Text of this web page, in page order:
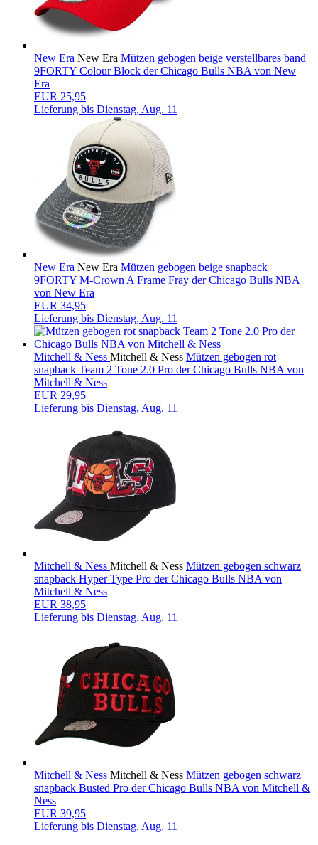
New Era New Era Mützen gebogen beige verstellbares band
9FORTY Colour Block der Chicago Bulls NBA von New
Era
EUR 25,95
Lieferung bis Dienstag, Aug. 11
New Era New Era Mützen gebogen beige snapback
9FORTY M-Crown A Frame Fray der Chicago Bulls NBA
von New Era
EUR 34,95
Lieferung bis Dienstag, Aug. 11
Mitchell & Ness Mitchell & Ness Mützen gebogen rot
snapback Team 2 Tone 2.0 Pro der Chicago Bulls NBA von
Mitchell & Ness
EUR 29,95
Lieferung bis Dienstag, Aug. 11
Mitchell & Ness Mitchell & Ness Mützen gebogen schwarz
snapback Hyper Type Pro der Chicago Bulls NBA von
Mitchell & Ness
EUR 38,95
Lieferung bis Dienstag, Aug. 11
Mitchell & Ness Mitchell & Ness Mützen gebogen schwarz
snapback Busted Pro der Chicago Bulls NBA von Mitchell &
Ness
EUR 39,95
Lieferung bis Dienstag, Aug. 11